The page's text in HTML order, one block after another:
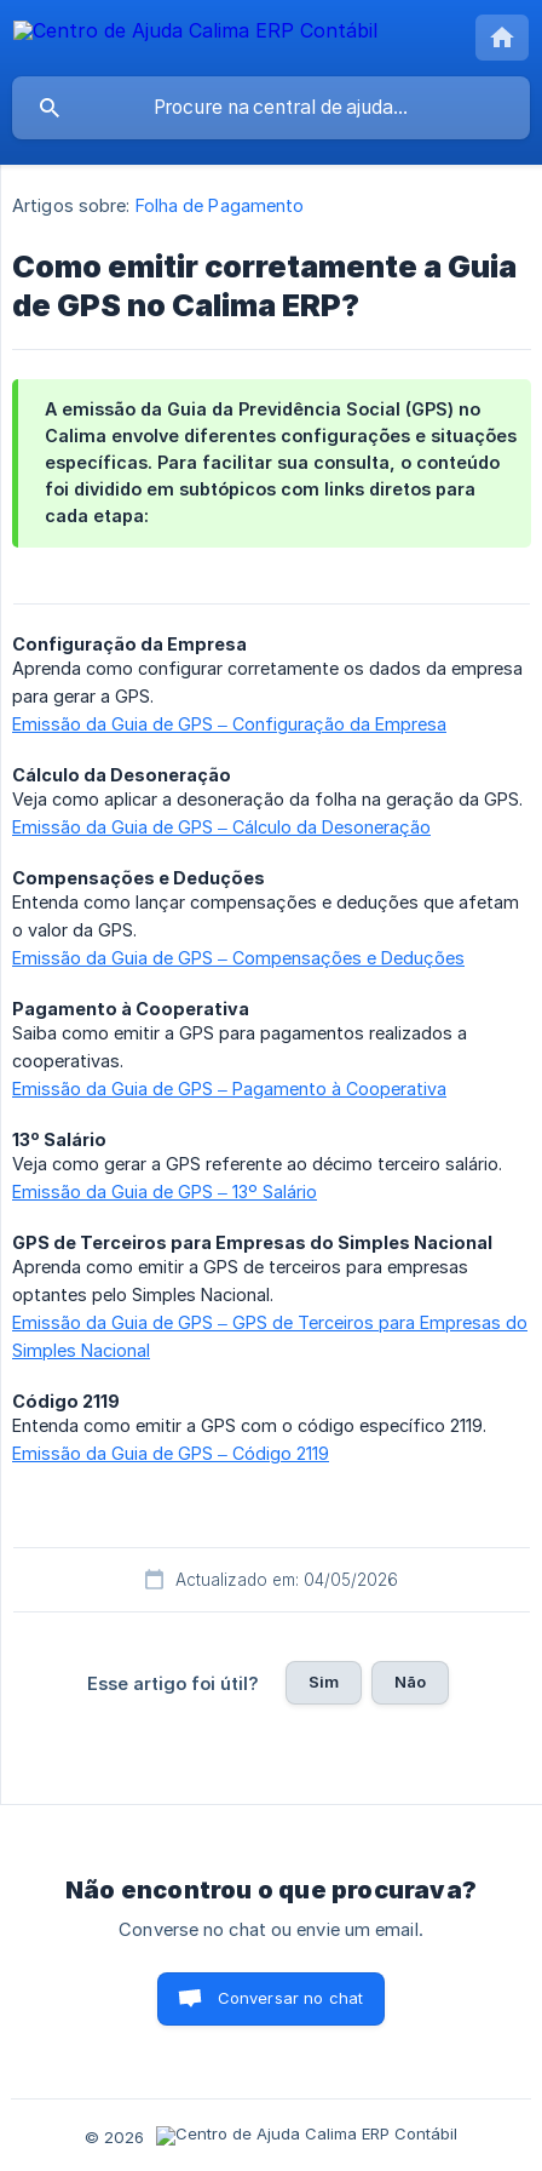
Artigos sobre: Folha de Pagamento
Como emitir corretamente a Guia
de GPS no Calima ERP?
A emissão da Guia da Previdência Social (GPS) no
Calima envolve diferentes configurações e situações
específicas. Para facilitar sua consulta, o conteúdo
foi dividido em subtópicos com links diretos para
cada etapa:
Configuração da Empresa
Aprenda como configurar corretamente os dados da empresa
para gerar a GPS.
Emissão da Guia de GPS – Configuração da Empresa
Cálculo da Desoneração
Veja como aplicar a desoneração da folha na geração da GPS.
Emissão da Guia de GPS – Cálculo da Desoneração
Compensações e Deduções
Entenda como lançar compensações e deduções que afetam
o valor da GPS.
Emissão da Guia de GPS – Compensações e Deduções
Pagamento à Cooperativa
Saiba como emitir a GPS para pagamentos realizados a
cooperativas.
Emissão da Guia de GPS – Pagamento à Cooperativa
13º Salário
Veja como gerar a GPS referente ao décimo terceiro salário.
Emissão da Guia de GPS – 13º Salário
GPS de Terceiros para Empresas do Simples Nacional
Aprenda como emitir a GPS de terceiros para empresas
optantes pelo Simples Nacional.
Emissão da Guia de GPS – GPS de Terceiros para Empresas do
Simples Nacional
Código 2119
Entenda como emitir a GPS com o código específico 2119.
Emissão da Guia de GPS – Código 2119
Actualizado em: 04/05/2026
Esse artigo foi útil? Sim Não
Não encontrou o que procurava?
Converse no chat ou envie um email.
Conversar no chat
© 2026